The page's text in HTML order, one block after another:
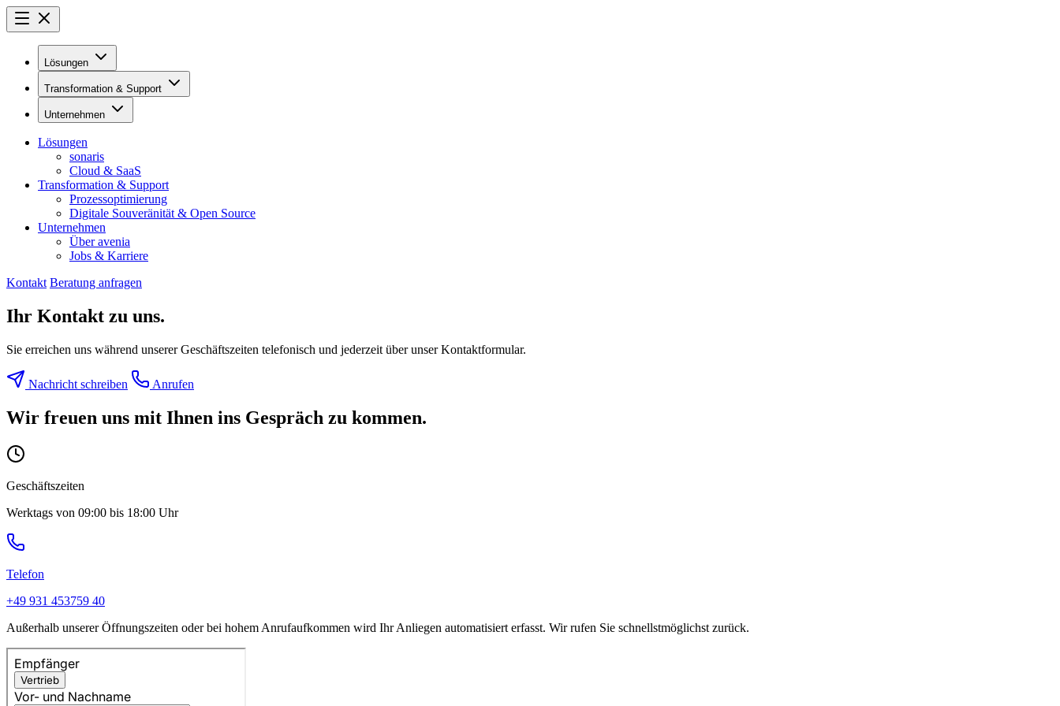
Lösungen
Transformation & Support
Unternehmen
Lösungen
sonaris
Cloud & SaaS
Transformation & Support
Prozessoptimierung
Digitale Souveränität & Open Source
Unternehmen
Über avenia
Jobs & Karriere
Kontakt Beratung anfragen
Ihr Kontakt zu uns.
Sie erreichen uns während unserer Geschäftszeiten telefonisch und jederzeit über unser Kontaktformular.
Nachricht schreiben Anrufen
Wir freuen uns mit Ihnen ins Gespräch zu kommen.
Geschäftszeiten
Werktags von 09:00 bis 18:00 Uhr
Telefon
+49 931 453759 40
Außerhalb unserer Öffnungszeiten oder bei hohem Anrufaufkommen wird Ihr Anliegen automatisiert erfasst. Wir rufen Sie schnellstmöglichst zurück.